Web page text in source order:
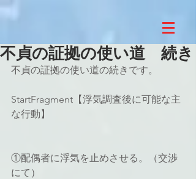
不貞の証拠の使い道 続き
不貞の証拠の使い道の続きです。
StartFragment【浮気調査後に可能な主
な行動】
①配偶者に浮気を止めさせる。（交渉
にて）